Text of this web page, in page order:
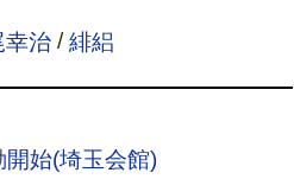
幸治/緋絽
開始(埼玉会館)